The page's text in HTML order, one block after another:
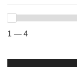
1 — 4